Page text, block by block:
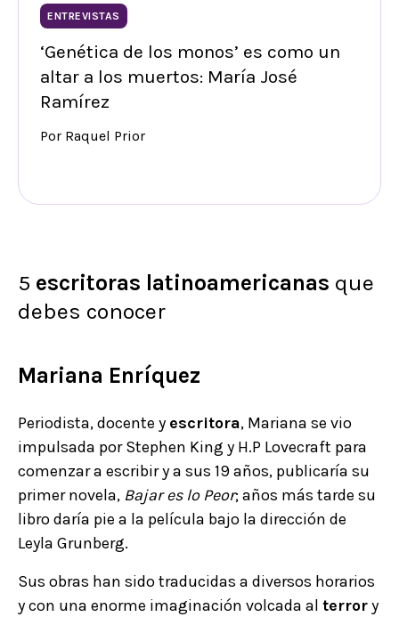
ENTREVISTAS
‘Genética de los monos’ es como un
altar a los muertos: María José
Ramírez
Por Raquel Prior
5 escritoras latinoamericanas que
debes conocer
Mariana Enríquez
Periodista, docente y escritora, Mariana se vio
impulsada por Stephen King y H.P Lovecraft para
comenzar a escribir y a sus 19 años, publicaría su
primer novela, Bajar es lo Peor; años más tarde su
libro daría pie a la película bajo la dirección de
Leyla Grunberg.
Sus obras han sido traducidas a diversos horarios
y con una enorme imaginación volcada al terrory